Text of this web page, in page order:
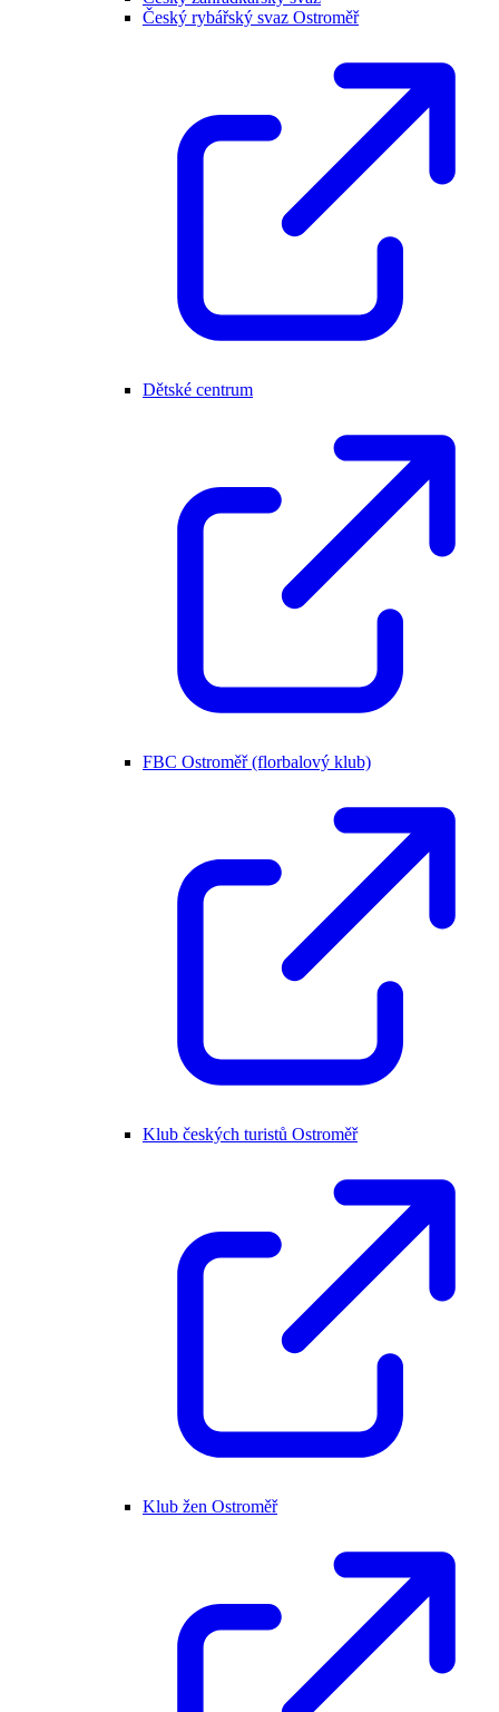
Český rybářský svaz Ostroměř
Dětské centrum
FBC Ostroměř (florbalový klub)
Klub českých turistů Ostroměř
Klub žen Ostroměř